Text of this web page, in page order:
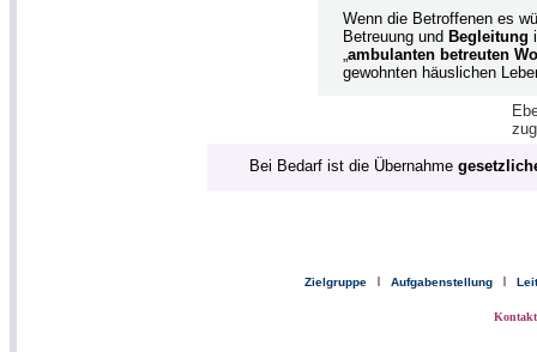
Wenn die Betroffenen es
Betreuung und Begleitung
„ambulanten betreuten
gewohnten häuslichen
Bei Bedarf ist die Übernahme
Zielgruppe Aufgabenstellung